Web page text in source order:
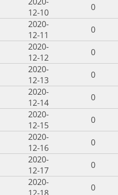
12-10
0
2020-
12-11
0
2020-
12-12
0
2020-
12-13
0
2020-
12-14
0
2020-
12-15
0
2020-
12-16
0
2020-
12-17
0
2020-
12-18
0